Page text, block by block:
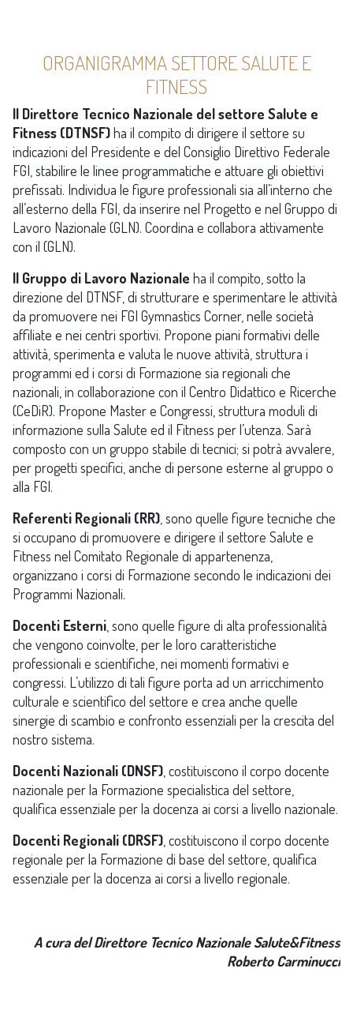
ORGANIGRAMMA SETTORE SALUTE E
FITNESS
Il Direttore Tecnico Nazionale del settore Salute e
Fitness (DTNSF)ha il compito di dirigere il settore su
indicazioni del Presidente e del Consiglio Direttivo Federale
FGI, stabilire le linee programmatiche e attuare gli obiettivi
prefissati. Individua le figure professionali sia all’interno che
all’esterno della FGI, da inserire nel Progetto e nel Gruppo di
Lavoro Nazionale (GLN). Coordina e collabora attivamente
con il (GLN).
Il Gruppo di Lavoro Nazionale ha il compito, sotto la
direzione del DTNSF, di strutturare e sperimentare le attività
da promuovere nei FGI Gymnastics Corner, nelle società
affiliate e nei centri sportivi. Propone piani formativi delle
attività, sperimenta e valuta le nuove attività, struttura i
programmi ed i corsi di Formazione sia regionali che
nazionali, in collaborazione con il Centro Didattico e Ricerche
(CeDiR). Propone Master e Congressi, struttura moduli di
informazione sulla Salute ed il Fitness per l’utenza. Sarà
composto con un gruppo stabile di tecnici; si potrà avvalere,
per progetti specifici, anche di persone esterne al gruppo o
alla FGI.
Referenti Regionali (RR) , sono quelle figure tecniche che
si occupano di promuovere e dirigere il settore Salute e
Fitness nel Comitato Regionale di appartenenza,
organizzano i corsi di Formazione secondo le indicazioni dei
Programmi Nazionali.
Docenti Esterni , sono quelle figure di alta professionalità
che vengono coinvolte, per le loro caratteristiche
professionali e scientifiche, nei momenti formativi e
congressi. L’utilizzo di tali figure porta ad un arricchimento
culturale e scientifico del settore e crea anche quelle
sinergie di scambio e confronto essenziali per la crescita del
nostro sistema.
Docenti Nazionali (DNSF) , costituiscono il corpo docente
nazionale per la Formazione specialistica del settore,
qualifica essenziale per la docenza ai corsi a livello nazionale.
Docenti Regionali (DRSF) , costituiscono il corpo docente
regionale per la Formazione di base del settore, qualifica
essenziale per la docenza ai corsi a livello regionale.
A cura del Direttore Tecnico Nazionale Salute&Fitness
Roberto Carminucci